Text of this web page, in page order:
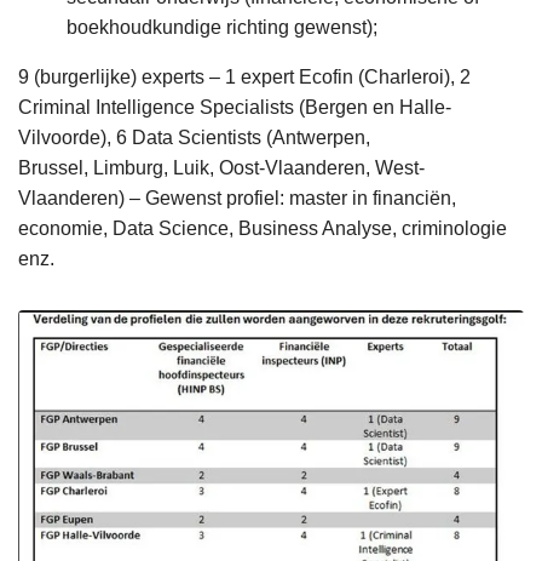
boekhoudkundige richting gewenst);
9 (burgerlijke) experts – 1 expert Ecofin (Charleroi), 2
Criminal Intelligence Specialists (Bergen en Halle-
Vilvoorde), 6 Data Scientists (Antwerpen,
Brussel, Limburg, Luik, Oost-Vlaanderen, West-
Vlaanderen) – Gewenst profiel: master in financiën,
economie, Data Science, Business Analyse, criminologie
enz.